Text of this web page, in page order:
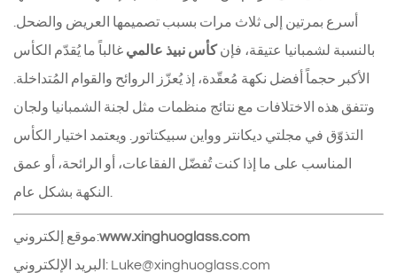
أسرع بمرتين إلى ثلاث مرات بسبب تصميمها العريض والضحل.
بالنسبة لشمبانيا عتيقة، فإن كأس نبيذ عالمي غالباً ما يُقدّم الكأس
الأكبر حجماً أفضل نكهة مُعقّدة، إذ يُعزّز الروائح والقوام المُتداخلة.
وتتفق هذه الاختلافات مع نتائج منظمات مثل لجنة الشمبانيا ولجان
التذوّق في مجلتي ديكانتر وواين سبيكتاتور. ويعتمد اختيار الكأس
المناسب على ما إذا كنت تُفضّل الفقاعات، أو الرائحة، أو عمق
موقع إلكتروني:www.xinghuoglass.com
البريد الإلكتروني: Luke@xinghuoglass.com